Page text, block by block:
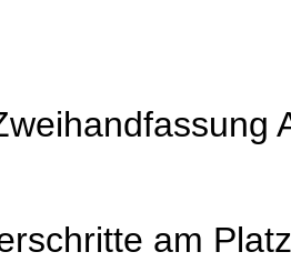
am Platz,